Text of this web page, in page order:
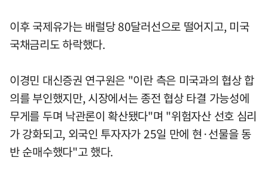
이후 국제유가는 배럴당 80달러선으로 떨어지고, 미국
국채금리도 하락했다.
이경민 대신증권 연구원은 "이란 측은 미국과의 협상 합
의를 부인했지만, 시장에서는 종전 협상 타결 가능성에
무게를 두며 낙관론이 확산됐다"며 "위험자산 선호 심리
가 강화되고, 외국인 투자자가 25일 만에 현·선물을 동
반 순매수했다"고 했다.